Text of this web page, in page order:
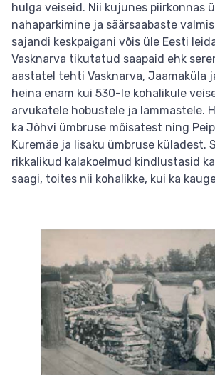
hulga veiseid. Nii kujunes piirkonnas
nahaparkimine ja säärsaabaste
sajandi keskpaigani võis üle Eesti
Vasknarva tikutatud saapaid ehk
aastatel tehti Vasknarva, Jaamaküla
heina enam kui 530-le kohalikule
arvukatele hobustele ja lammastele.
ka Jõhvi ümbruse mõisatest ning
Kuremäe ja Iisaku ümbruse küladest.
rikkalikud kalakoelmud kindlustasid
saagi, toites nii kohalikke, kui ka